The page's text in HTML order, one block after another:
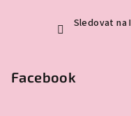
Sledovat na
Facebook